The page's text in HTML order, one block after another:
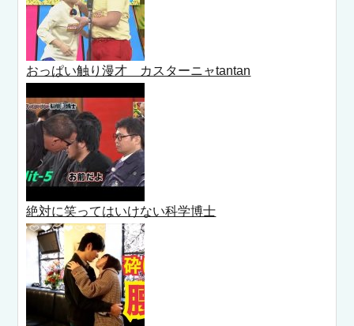
おっぱい触り漫才 カスターニャtantan
絶対に笑ってはいけない科学博士